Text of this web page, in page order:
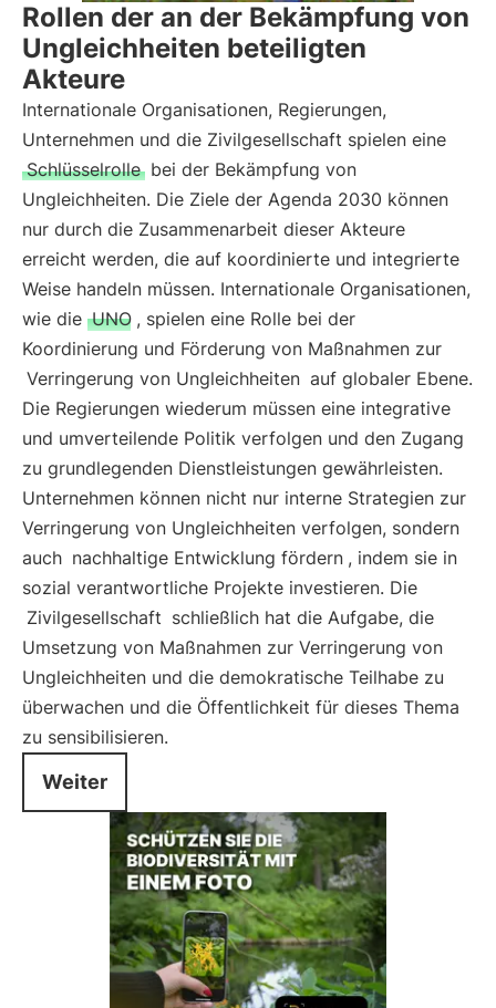
Rollen der an der Bekämpfung von
Ungleichheiten beteiligten
Akteure
Internationale Organisationen, Regierungen,
Unternehmen und die Zivilgesellschaft spielen eine
Schlüsselrolle bei der Bekämpfung von
Ungleichheiten. Die Ziele der Agenda 2030 können
nur durch die Zusammenarbeit dieser Akteure
erreicht werden, die auf koordinierte und integrierte
Weise handeln müssen. Internationale Organisationen,
wie die UNO , spielen eine Rolle bei der
Koordinierung und Förderung von Maßnahmen zur
Verringerung von Ungleichheiten auf globaler Ebene.
Die Regierungen wiederum müssen eine integrative
und umverteilende Politik verfolgen und den Zugang
zu grundlegenden Dienstleistungen gewährleisten.
Unternehmen können nicht nur interne Strategien zur
Verringerung von Ungleichheiten verfolgen, sondern
auch nachhaltige Entwicklung fördern , indem sie in
sozial verantwortliche Projekte investieren. Die
Zivilgesellschaft schließlich hat die Aufgabe, die
Umsetzung von Maßnahmen zur Verringerung von
Ungleichheiten und die demokratische Teilhabe zu
überwachen und die Öffentlichkeit für dieses Thema
zu sensibilisieren.
Weiter